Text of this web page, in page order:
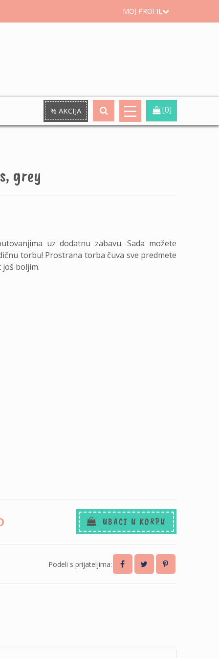
MOJ PROFIL
% AKCIJA [0]
grey
uz dodatnu zabavu. Sada možete
torbu! Prostrana torba čuva sve predmete
boljim.
UBACI U KORPU
Podeli s prijateljima: